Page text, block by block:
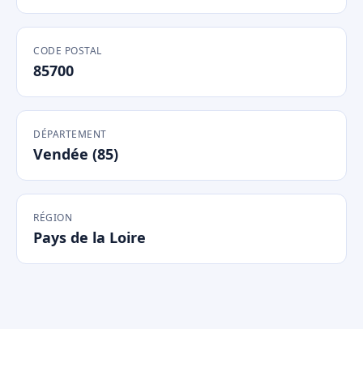
CODE POSTAL
85700
DÉPARTEMENT
Vendée (85)
RÉGION
Pays de la Loire